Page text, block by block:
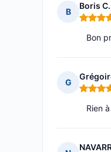
B
Boris C.
Note : 5
Bon
G
Note : 5
Rien